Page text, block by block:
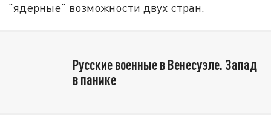
"ядерные" возможности двух стран.
Русские военные в Венесуэле. Запад
в панике